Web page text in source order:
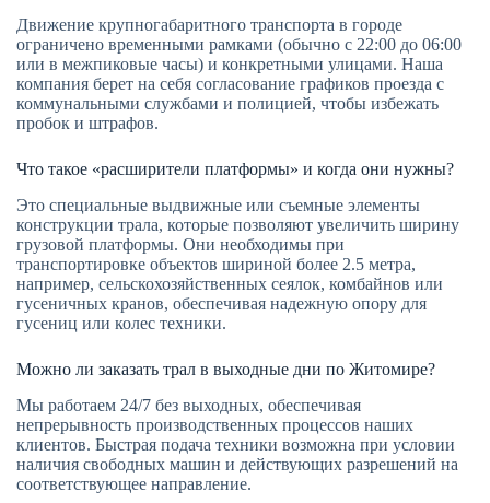
Движение крупногабаритного транспорта в городе
ограничено временными рамками (обычно с 22:00 до 06:00
или в межпиковые часы) и конкретными улицами. Наша
компания берет на себя согласование графиков проезда с
коммунальными службами и полицией, чтобы избежать
пробок и штрафов.
Что такое «расширители платформы» и когда они нужны?
Это специальные выдвижные или съемные элементы
конструкции трала, которые позволяют увеличить ширину
грузовой платформы. Они необходимы при
транспортировке объектов шириной более 2.5 метра,
например, сельскохозяйственных сеялок, комбайнов или
гусеничных кранов, обеспечивая надежную опору для
гусениц или колес техники.
Можно ли заказать трал в выходные дни по Житомире?
Мы работаем 24/7 без выходных, обеспечивая
непрерывность производственных процессов наших
клиентов. Быстрая подача техники возможна при условии
наличия свободных машин и действующих разрешений на
соответствующее направление.